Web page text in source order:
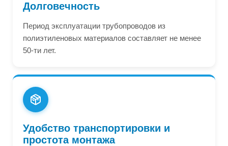
Долговечность
Период эксплуатации трубопроводов из
полиэтиленовых материалов составляет не менее
50-ти лет.
Удобство транспортировки и
простота монтажа